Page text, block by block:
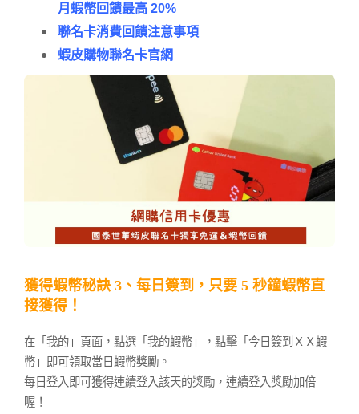
月蝦幣回饋最高 20%
聯名卡消費回饋注意事項
蝦皮購物聯名卡官網
獲得蝦幣秘訣 3、每日簽到，只要 5 秒鐘蝦幣直
接獲得！
在「我的」頁面，點選「我的蝦幣」，點擊「今日簽到ＸＸ蝦
幣」即可領取當日蝦幣獎勵。
每日登入即可獲得連續登入該天的獎勵，連續登入獎勵加倍
喔！